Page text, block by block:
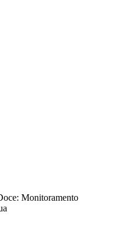
Monitoramento